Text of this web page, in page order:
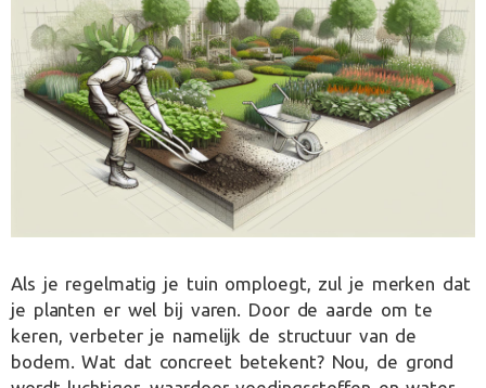
Als je regelmatig je tuin omploegt, zul je merken dat
je planten er wel bij varen. Door de aarde om te
keren, verbeter je namelijk de structuur van de
bodem. Wat dat concreet betekent? Nou, de grond